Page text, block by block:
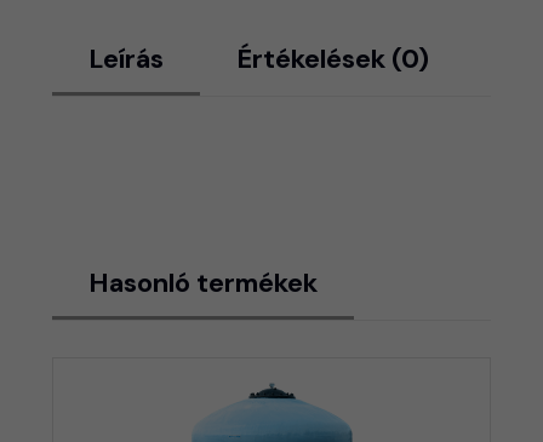
Leírás Értékelések (0)
Hasonló termékek